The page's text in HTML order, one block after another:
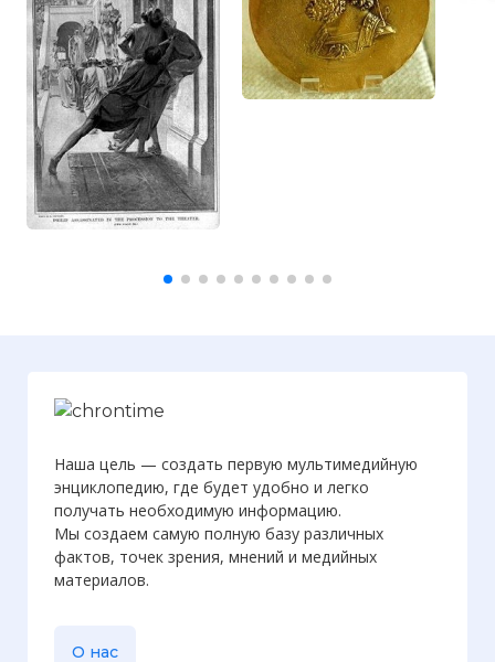
Наша цель — создать первую мультимедийную
энциклопедию, где будет удобно и легко
получать необходимую информацию.
Мы создаем самую полную базу различных
фактов, точек зрения, мнений и медийных
материалов.
О нас